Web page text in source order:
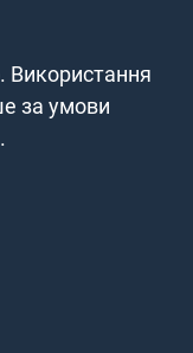
Використання
за умови